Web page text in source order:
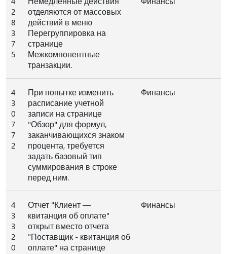
2
8
3
7
5
отделяются от массовых
действий в меню
Перегруппировка на
странице
Межкомпонентные
транзакции.
4
3
0
7
7
2
При попытке изменить
расписание учетной
записи на странице
"Обзор" для формул,
заканчивающихся знаком
процента, требуется
задать базовый тип
суммирования в строке
перед ним.
Финансы
4
3
3
2
0
Отчет "Клиент —
квитанция об оплате"
открыт вместо отчета
"Поставщик - квитанция об
оплате" на странице
Финансы